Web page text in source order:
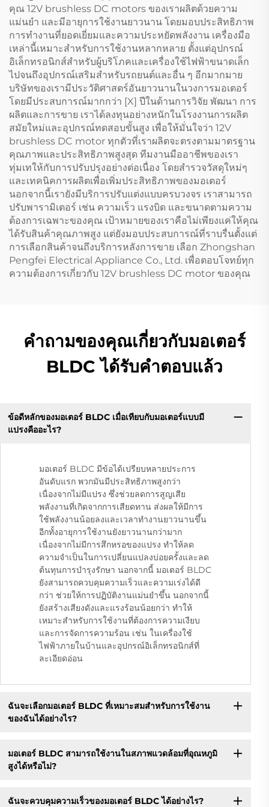
คุณ 12V brushless DC motors ของเราผลิตด้วยความ
แม่นยำ และมีอายุการใช้งานยาวนาน โดยมอบประสิทธิภาพ
การทำงานที่ยอดเยี่ยมและความประหยัดพลังงาน เครื่องมือ
เหล่านี้เหมาะสำหรับการใช้งานหลากหลาย ตั้งแต่อุปกรณ์
อิเล็กทรอนิกส์สำหรับผู้บริโภคและเครื่องใช้ไฟฟ้าขนาดเล็ก
ไปจนถึงอุปกรณ์เสริมสำหรับรถยนต์และอื่น ๆ อีกมากมาย
บริษัทของเรามีประวัติศาสตร์อันยาวนานในวงการมอเตอร์
โดยมีประสบการณ์มากกว่า [X] ปีในด้านการวิจัย พัฒนา การ
ผลิตและการขาย เราได้ลงทุนอย่างหนักในโรงงานการผลิต
สมัยใหม่และอุปกรณ์ทดสอบขั้นสูง เพื่อให้มั่นใจว่า 12V
brushless DC motor ทุกตัวที่เราผลิตจะตรงตามมาตรฐาน
คุณภาพและประสิทธิภาพสูงสุด ทีมงานมืออาชีพของเรา
ทุ่มเทให้กับการปรับปรุงอย่างต่อเนื่อง โดยสำรวจวัสดุใหม่ๆ
และเทคนิคการผลิตเพื่อเพิ่มประสิทธิภาพของมอเตอร์
นอกจากนี้เรายังมีบริการปรับแต่งแบบครบวงจร เราสามารถ
ปรับพารามิเตอร์ เช่น ความเร็ว แรงบิด และขนาดตามความ
ต้องการเฉพาะของคุณ เป้าหมายของเราคือไม่เพียงแค่ให้คุณ
ได้รับสินค้าคุณภาพสูง แต่ยังมอบประสบการณ์ที่ราบรื่นตั้งแต่
การเลือกสินค้าจนถึงบริการหลังการขาย เลือก Zhongshan
Pengfei Electrical Appliance Co., Ltd. เพื่อตอบโจทย์ทุก
ความต้องการเกี่ยวกับ 12V brushless DC motor ของคุณ
คำถามของคุณเกี่ยวกับมอเตอร์
BLDC ได้รับคำตอบแล้ว
ข้อดีหลักของมอเตอร์ BLDC เมื่อเทียบกับมอเตอร์แบบมี
แปรงคืออะไร?
มอเตอร์ BLDC มีข้อได้เปรียบหลายประการ
อันดับแรก พวกมันมีประสิทธิภาพสูงกว่า
เนื่องจากไม่มีแปรง ซึ่งช่วยลดการสูญเสีย
พลังงานที่เกิดจากการเสียดทาน ส่งผลให้มีการ
ใช้พลังงานน้อยลงและเวลาทำงานยาวนานขึ้น
อีกทั้งอายุการใช้งานยังยาวนานกว่ามาก
เนื่องจากไม่มีการสึกหรอของแปรง ทำให้ลด
ความจำเป็นในการเปลี่ยนแปลงบ่อยครั้งและลด
ต้นทุนการบำรุงรักษา นอกจากนี้ มอเตอร์ BLDC
ยังสามารถควบคุมความเร็วและความเร่งได้ดี
กว่า ช่วยให้การปฏิบัติงานแม่นยำขึ้น นอกจากนี้
ยังสร้างเสียงดังและแรงร้อนน้อยกว่า ทำให้
เหมาะสำหรับการใช้งานที่ต้องการความเงียบ
และการจัดการความร้อน เช่น ในเครื่องใช้
ไฟฟ้าภายในบ้านและอุปกรณ์อิเล็กทรอนิกส์ที่
ละเอียดอ่อน
ฉันจะเลือกมอเตอร์ BLDC ที่เหมาะสมสำหรับการใช้งาน
ของฉันได้อย่างไร?
มอเตอร์ BLDC สามารถใช้งานในสภาพแวดล้อมที่อุณหภูมิ
สูงได้หรือไม่?
ฉันจะควบคุมความเร็วของมอเตอร์ BLDC ได้อย่างไร?